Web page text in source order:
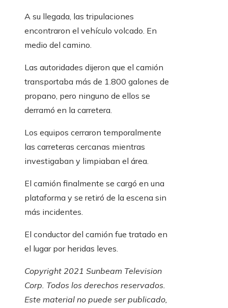
A su llegada, las tripulaciones
encontraron el vehículo volcado. En
medio del camino.
Las autoridades dijeron que el camión
transportaba más de 1.800 galones de
propano, pero ninguno de ellos se
derramó en la carretera.
Los equipos cerraron temporalmente
las carreteras cercanas mientras
investigaban y limpiaban el área.
El camión finalmente se cargó en una
plataforma y se retiró de la escena sin
más incidentes.
El conductor del camión fue tratado en
el lugar por heridas leves.
Copyright 2021 Sunbeam Television
Corp. Todos los derechos reservados.
Este material no puede ser publicado,